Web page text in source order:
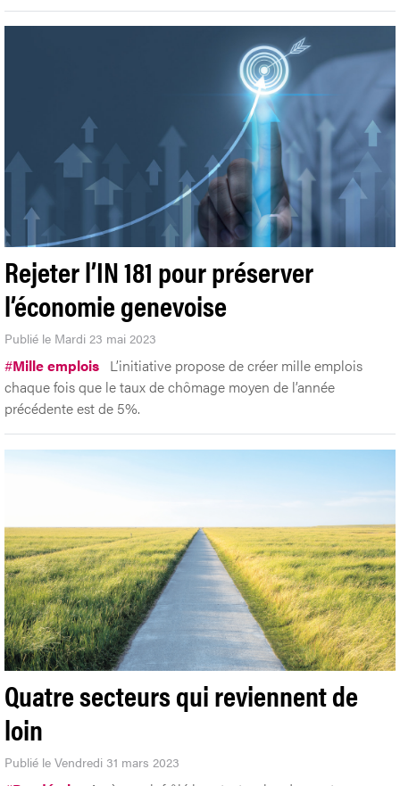
Rejeter l’IN 181 pour préserver
l’économie genevoise
Publié le Mardi 23 mai 2023
#Mille emplois L’initiative propose de créer mille emplois
chaque fois que le taux de chômage moyen de l’année
précédente est de 5%.
Quatre secteurs qui reviennent de
loin
Publié le Vendredi 31 mars 2023